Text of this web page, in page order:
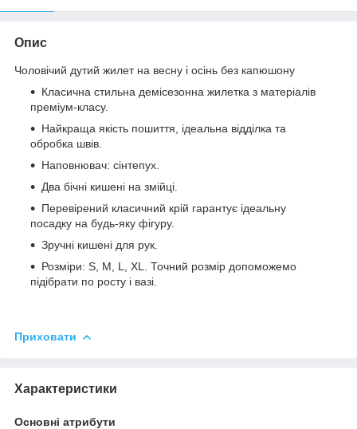
Опис
Чоловічий дутий жилет на весну і осінь без капюшону
Класична стильна демісезонна жилетка з матеріалів
преміум-класу.
Найкраща якість пошиття, ідеальна відділка та
обробка швів.
Наповнювач: сінтепух.
Два бічні кишені на змійці.
Перевірений класичний крій гарантує ідеальну
посадку на будь-яку фігуру.
Зручні кишені для рук.
Розміри: S, M, L, XL. Точний розмір допоможемо
підібрати по росту і вазі.
Приховати
Характеристики
Основні атрибути